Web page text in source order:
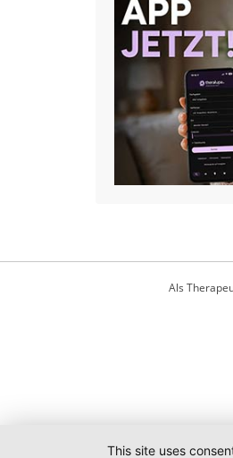
Als
This site uses